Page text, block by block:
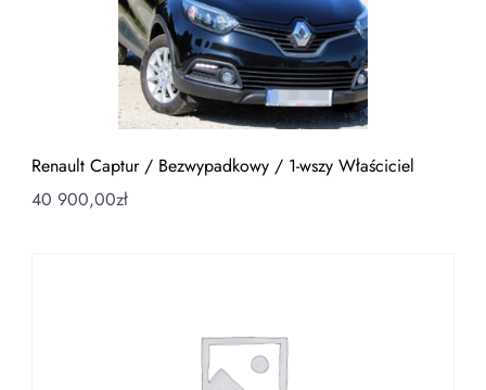
Renault Captur / Bezwypadkowy / 1-wszy Właściciel
40 900,00zł